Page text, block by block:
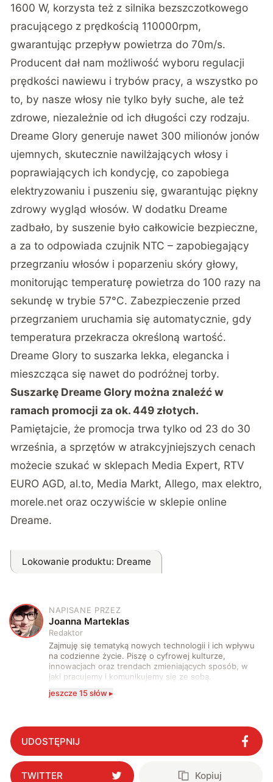
1600 W, korzysta też z silnika bezszczotkowego
pracującego z prędkością 110000rpm,
gwarantując przepływ powietrza do 70m/s.
Producent dał nam możliwość wyboru regulacji
prędkości nawiewu i trybów pracy, a wszystko po
to, by nasze włosy nie tylko były suche, ale też
zdrowe, niezależnie od ich długości czy rodzaju.
Dreame Glory generuje nawet 300 milionów jonów
ujemnych, skutecznie nawilżających włosy i
poprawiających ich kondycję, co zapobiega
elektryzowaniu i puszeniu się, gwarantując piękny
zdrowy wygląd włosów. W dodatku Dreame
zadbało, by suszenie było całkowicie bezpieczne,
a za to odpowiada czujnik NTC – zapobiegający
przegrzaniu włosów i poparzeniu skóry głowy,
monitorując temperaturę powietrza do 100 razy na
sekundę w trybie 57°C. Zabezpieczenie przed
przegrzaniem uruchamia się automatycznie, gdy
temperatura przekracza określoną wartość.
Dreame Glory to suszarka lekka, elegancka i
mieszcząca się nawet do podróżnej torby.
Suszarkę Dreame Glory można znaleźć w
ramach promocji za ok. 449 złotych.
Pamiętajcie, że promocja trwa tylko od 23 do 30
września, a sprzętów w atrakcyjniejszych cenach
możecie szukać w sklepach Media Expert, RTV
EURO AGD, al.to, Media Markt, Allego, max elektro,
morele.net oraz oczywiście w sklepie online
Dreame.
Lokowanie produktu: Dreame
J
NAPISANE PRZEZ
Joanna Marteklas
Redaktor
Zajmuję się tematyką nowych technologii i ich wpływu
na codzienne życie. Piszę o cyfrowej kulturze,
innowacjach oraz trendach zmieniających sposób, w
jaki pracujemy i komunikujemy się ze sobą.
technologii a współczesną popkulturą. W wolnych
jeszcze 15 słów ▸
UDOSTĘPNIJ
TWITTER Kopiuj